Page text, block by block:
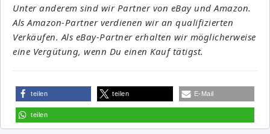
Unter anderem sind wir Partner von eBay und Amazon.
Als Amazon-Partner verdienen wir an qualifizierten
Verkäufen. Als eBay-Partner erhalten wir möglicherweise
eine Vergütung, wenn Du einen Kauf tätigst.
teilen teilen E-Mail
teilen